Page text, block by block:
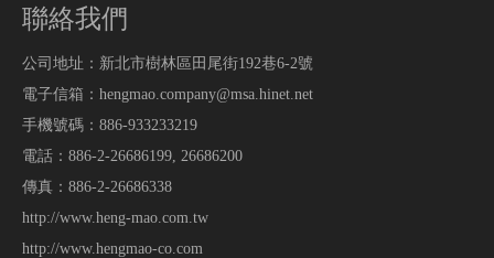
聯絡我們
公司地址：新北市樹林區田尾街192巷6-2號
電子信箱：hengmao.company@msa.hinet.net
手機號碼：886-933233219
電話：886-2-26686199, 26686200
傳真：886-2-26686338
http://www.heng-mao.com.tw
http://www.hengmao-co.com